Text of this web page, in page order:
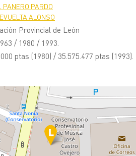
PANERO PARDO
ALONSO
Provincial de León
/ 1980 / 1993.
ptas (1980) / 35.575.477 ptas (1993).